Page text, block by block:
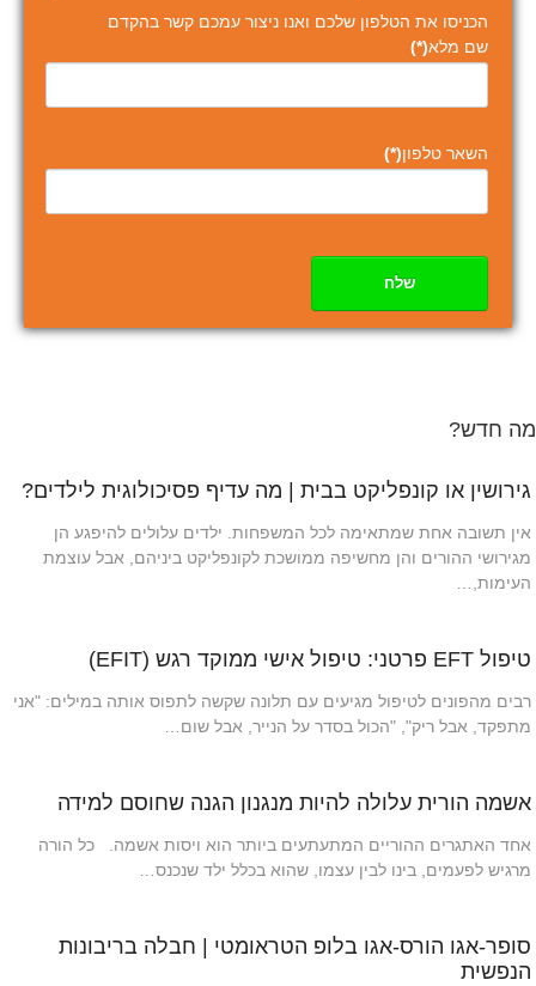
הכניסו את הטלפון שלכם ואנו ניצור עמכם קשר בהקדם
שם מלא(*)
השאר טלפון(*)
שלח
מה חדש?
גירושין או קונפליקט בבית | מה עדיף פסיכולוגית לילדים?
אין תשובה אחת שמתאימה לכל המשפחות. ילדים עלולים להיפגע הן
מגירושי ההורים והן מחשיפה ממושכת לקונפליקט ביניהם, אבל עוצמת
העימות,…
טיפול EFT פרטני: טיפול אישי ממוקד רגש (EFIT)
רבים מהפונים לטיפול מגיעים עם תלונה שקשה לתפוס אותה במילים: "אני
מתפקד, אבל ריק", "הכול בסדר על הנייר, אבל שום…
אשמה הורית עלולה להיות מנגנון הגנה שחוסם למידה
אחד האתגרים ההוריים המתעתעים ביותר הוא ויסות אשמה. כל הורה
מרגיש לפעמים, בינו לבין עצמו, שהוא בכלל ילד שנכנס…
סופר-אגו הורס-אגו בלופ הטראומטי | חבלה בריבונות
הנפשית